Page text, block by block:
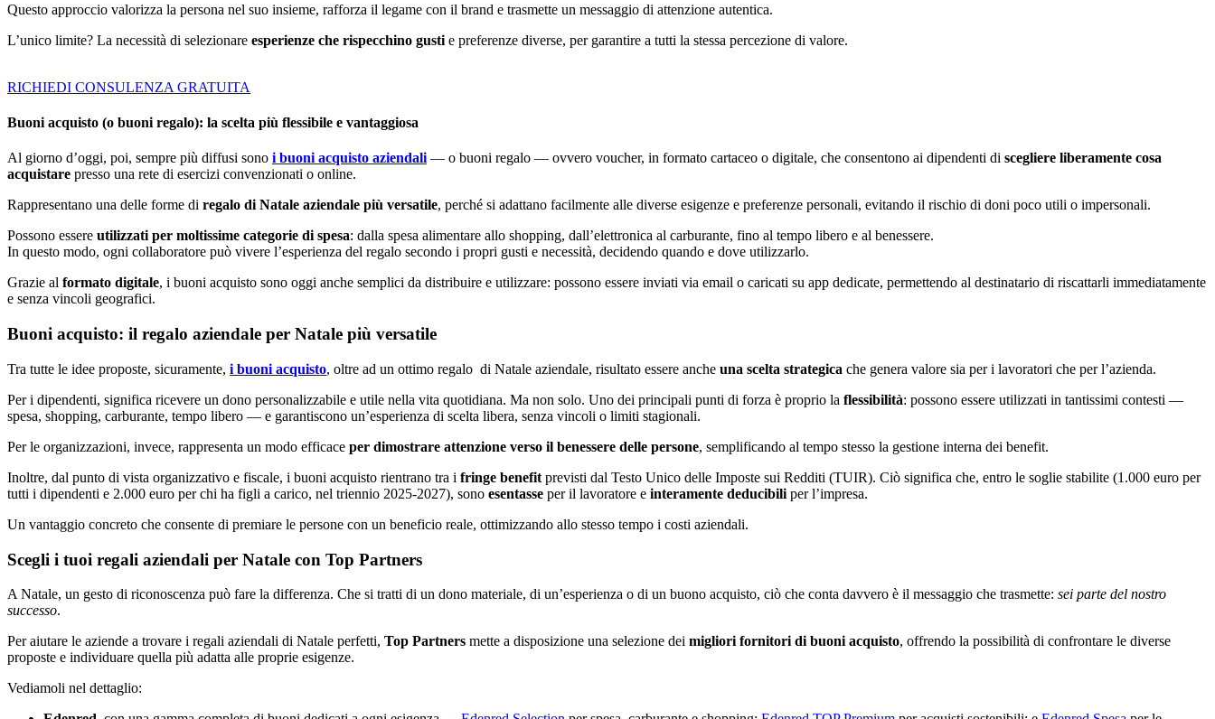
Questo approccio valorizza la persona nel suo insieme, rafforza il legame con il brand e trasmette un messaggio di attenzione autentica.
L’unico limite? La necessità di selezionare esperienze che rispecchino gusti e preferenze diverse, per garantire a tutti la stessa percezione di valore.
RICHIEDI CONSULENZA GRATUITA
Buoni acquisto (o buoni regalo): la scelta più flessibile e vantaggiosa
Al giorno d’oggi, poi, sempre più diffusi sono i buoni acquisto aziendali — o buoni regalo — ovvero voucher, in formato cartaceo o digitale, che consentono ai dipendenti di scegliere liberamente cosa
acquistare presso una rete di esercizi convenzionati o online.
Rappresentano una delle forme di regalo di Natale aziendale più versatile, perché si adattano facilmente alle diverse esigenze e preferenze personali, evitando il rischio di doni poco utili o impersonali.
Possono essere utilizzati per moltissime categorie di spesa: dalla spesa alimentare allo shopping, dall’elettronica al carburante, fino al tempo libero e al benessere.
In questo modo, ogni collaboratore può vivere l’esperienza del regalo secondo i propri gusti e necessità, decidendo quando e dove utilizzarlo.
Grazie al formato digitale, i buoni acquisto sono oggi anche semplici da distribuire e utilizzare: possono essere inviati via email o caricati su app dedicate, permettendo al destinatario di riscattarli immediatamente
e senza vincoli geografici.
Buoni acquisto: il regalo aziendale per Natale più versatile
Tra tutte le idee proposte, sicuramente, i buoni acquisto, oltre ad un ottimo regalo di Natale aziendale, risultato essere anche una scelta strategica che genera valore sia per i lavoratori che per l’azienda.
Per i dipendenti, significa ricevere un dono personalizzabile e utile nella vita quotidiana. Ma non solo. Uno dei principali punti di forza è proprio la flessibilità: possono essere utilizzati in tantissimi contesti —
spesa, shopping, carburante, tempo libero — e garantiscono un’esperienza di scelta libera, senza vincoli o limiti stagionali.
Per le organizzazioni, invece, rappresenta un modo efficace per dimostrare attenzione verso il benessere delle persone, semplificando al tempo stesso la gestione interna dei benefit.
Inoltre, dal punto di vista organizzativo e fiscale, i buoni acquisto rientrano tra i fringe benefit previsti dal Testo Unico delle Imposte sui Redditi (TUIR). Ciò significa che, entro le soglie stabilite (1.000 euro per
tutti i dipendenti e 2.000 euro per chi ha figli a carico, nel triennio 2025-2027), sono esentasse per il lavoratore e interamente deducibili per l’impresa.
Un vantaggio concreto che consente di premiare le persone con un beneficio reale, ottimizzando allo stesso tempo i costi aziendali.
Scegli i tuoi regali aziendali per Natale con Top Partners
A Natale, un gesto di riconoscenza può fare la differenza. Che si tratti di un dono materiale, di un’esperienza o di un buono acquisto, ciò che conta davvero è il messaggio che trasmette: sei parte del nostro
successo.
Per aiutare le aziende a trovare i regali aziendali di Natale perfetti, Top Partners mette a disposizione una selezione dei migliori fornitori di buoni acquisto, offrendo la possibilità di confrontare le diverse
proposte e individuare quella più adatta alle proprie esigenze.
Vediamoli nel dettaglio: